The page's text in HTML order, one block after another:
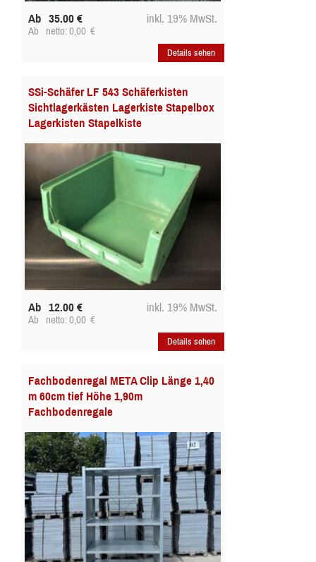
Ab 35.00 € inkl. 19% MwSt.
netto: 0,00
Ab €
Details sehen
SSi-Schäfer LF 543 Schäferkisten
Sichtlagerkästen Lagerkiste Stapelbox
Lagerkisten Stapelkiste
Ab 12.00 € inkl. 19% MwSt.
netto: 0,00
Ab €
Details sehen
Fachbodenregal META Clip Länge 1,40
m 60cm tief Höhe 1,90m
Fachbodenregale